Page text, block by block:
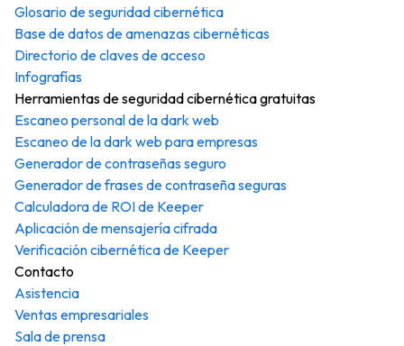
Glosario de seguridad cibernética
Base de datos de amenazas cibernéticas
Directorio de claves de acceso
Infografías
Herramientas de seguridad cibernética gratuitas
Escaneo personal de la dark web
Escaneo de la dark web para empresas
Generador de contraseñas seguro
Generador de frases de contraseña seguras
Calculadora de ROI de Keeper
Aplicación de mensajería cifrada
Verificación cibernética de Keeper
Contacto
Asistencia
Ventas empresariales
Sala de prensa